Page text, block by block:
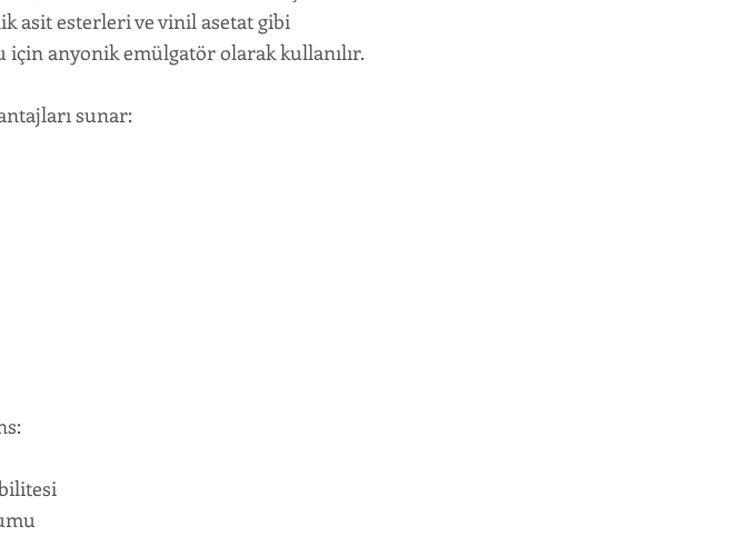
asit esterleri ve vinil asetat gibi
anyonik emülgatör olarak kullanılır.
sunar: